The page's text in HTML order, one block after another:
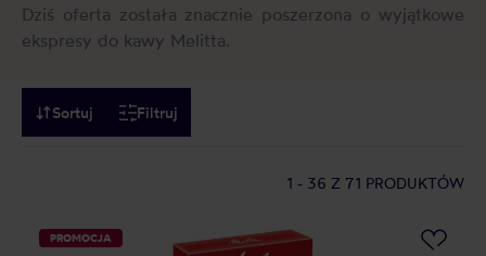
Dziś oferta została znacznie poszerzona o wyjątkowe
ekspresy do kawy Melitta.
Sortuj Filtruj
1 - 36 Z 71 PRODUKTÓW
PROMOCJA